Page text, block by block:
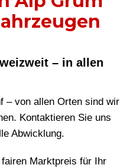
– in allen
– von allen Orten sind wir
Kontaktieren Sie uns
Abwicklung.
Marktpreis für Ihr